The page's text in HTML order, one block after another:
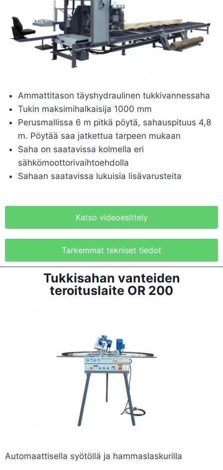
Ammattitason täyshydraulinen tukkivannessaha
Tukin maksimihalkaisija 1000 mm
Perusmallissa 6 m pitkä pöytä, sahauspituus 4,8
m. Pöytää saa jatkettua tarpeen mukaan
Saha on saatavissa kolmella eri
sähkömoottorivaihtoehdolla
Sahaan saatavissa lukuisia lisävarusteita
Katso videoesittely
Tarkemmat tekniset tiedot
Tukkisahan vanteiden
teroituslaite OR 200
Automaattisella syötöllä ja hammaslaskurilla